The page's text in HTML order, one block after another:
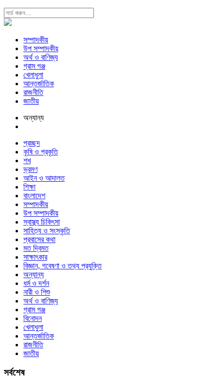
সম্পাদকীয়
উপ সম্পাদকীয়
অর্থ ও বাণিজ্য
গ্রাম গঞ্জ
খেলাধুলা
আন্তর্জাতিক
রাজনীতি
জাতীয়
অন্যান্য
প্রচ্ছদ
কৃষি ও প্রকৃতি
শখ
ভ্রমণ
আইন ও আদালত
শিক্ষা
বাংলাদেশ
সম্পাদকীয়
উপ সম্পাদকীয়
স্বাস্থ্য চিকিৎসা
সাহিত্য ও সংস্কৃতি
প্রবাসের কথা
মত দ্বিমত
সাক্ষাৎকার
বিজ্ঞান, গবেষণা ও তথ্য প্রযুক্তি
অন্যান্য
ধর্ম ও দর্শন
নারী ও শিশু
অর্থ ও বাণিজ্য
গ্রাম গঞ্জ
বিনোদন
খেলাধুলা
আন্তর্জাতিক
রাজনীতি
জাতীয়
সর্বশেষ